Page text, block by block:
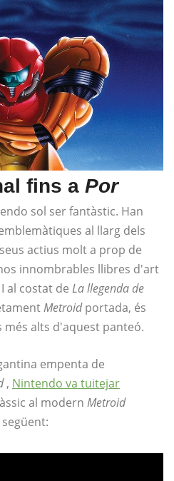
fins a Por
sol ser fantàstic. Han
al llarg dels
actius molt a prop de
innombrables llibres d'art
al costat de La llegenda de
Metroidportada, és
més alts d'aquest panteó.
empenta de
, Nintendo va tuitejar
al modern Metroid